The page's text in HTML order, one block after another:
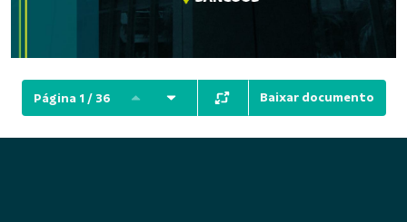
Página 1 / 36 Baixar documento